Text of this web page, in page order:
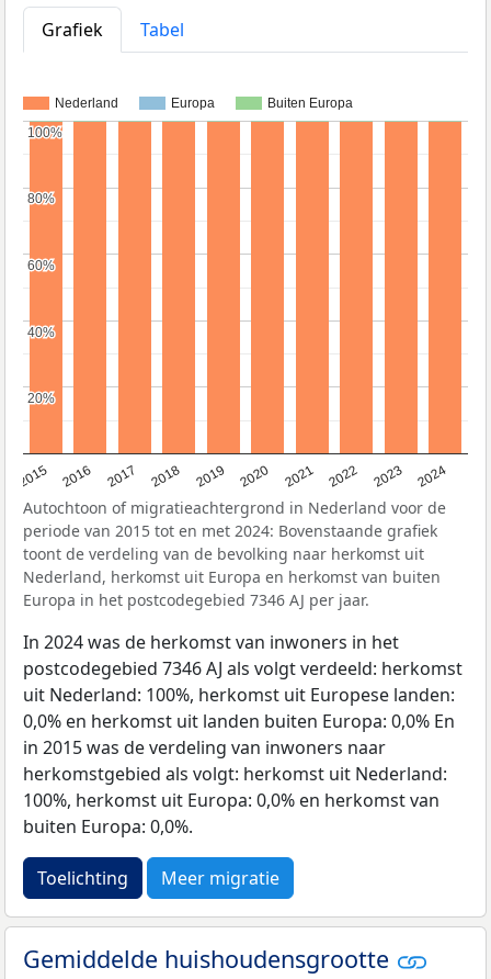
Grafiek
Tabel
Nederland Europa Buiten Europa
2015 2016 2017 2018 2019 2020 2021 2022 2023 2024
20%
20%
40%
40%
60%
60%
80%
80%
100%
100%
Autochtoon of migratieachtergrond in Nederland voor de
periode van 2015 tot en met 2024: Bovenstaande grafiek
toont de verdeling van de bevolking naar herkomst uit
Nederland, herkomst uit Europa en herkomst van buiten
Europa in het postcodegebied 7346 AJ per jaar.
In 2024 was de herkomst van inwoners in het
postcodegebied 7346 AJ als volgt verdeeld: herkomst
uit Nederland: 100%, herkomst uit Europese landen:
0,0% en herkomst uit landen buiten Europa: 0,0% En
in 2015 was de verdeling van inwoners naar
herkomstgebied als volgt: herkomst uit Nederland:
100%, herkomst uit Europa: 0,0% en herkomst van
buiten Europa: 0,0%.
Toelichting Meer migratie
Gemiddelde huishoudensgrootte